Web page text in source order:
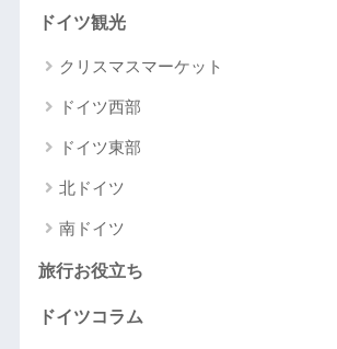
ドイツ観光
クリスマスマーケット
ドイツ西部
ドイツ東部
北ドイツ
南ドイツ
旅行お役立ち
ドイツコラム